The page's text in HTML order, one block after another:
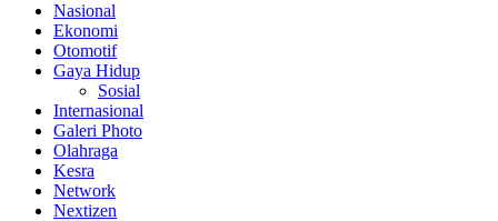
Nasional
Ekonomi
Otomotif
Gaya Hidup
Sosial
Internasional
Galeri Photo
Olahraga
Kesra
Network
Nextizen